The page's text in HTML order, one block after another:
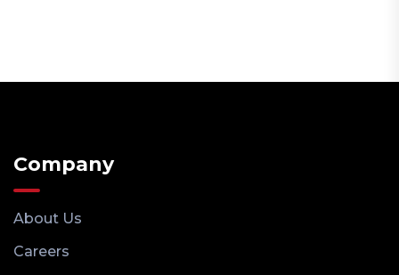
Company
About Us
Careers